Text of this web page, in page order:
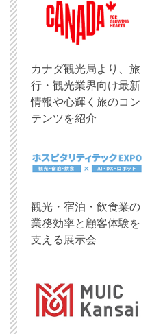
​カナダ観光局より、旅
行・観光業界向け最新
情報や心輝く旅のコン
テンツを紹介
観光・宿泊・飲食業の
業務効率と顧客体験を
支える展示会